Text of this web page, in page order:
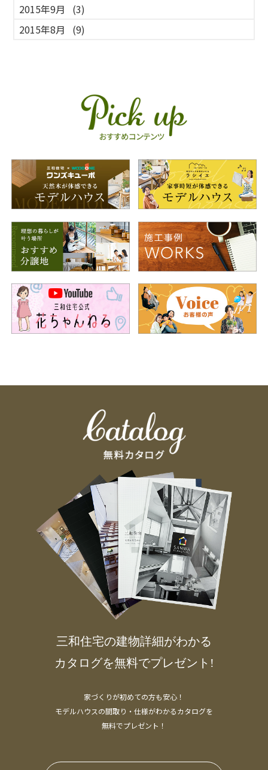
2015年9月
(3)
2015年8月
(9)
三和住宅の建物詳細がわかる
カタログを無料でプレゼント!
家づくりが初めての方も安心！
モデルハウスの間取り・仕様がわかるカタログを
無料でプレゼント！